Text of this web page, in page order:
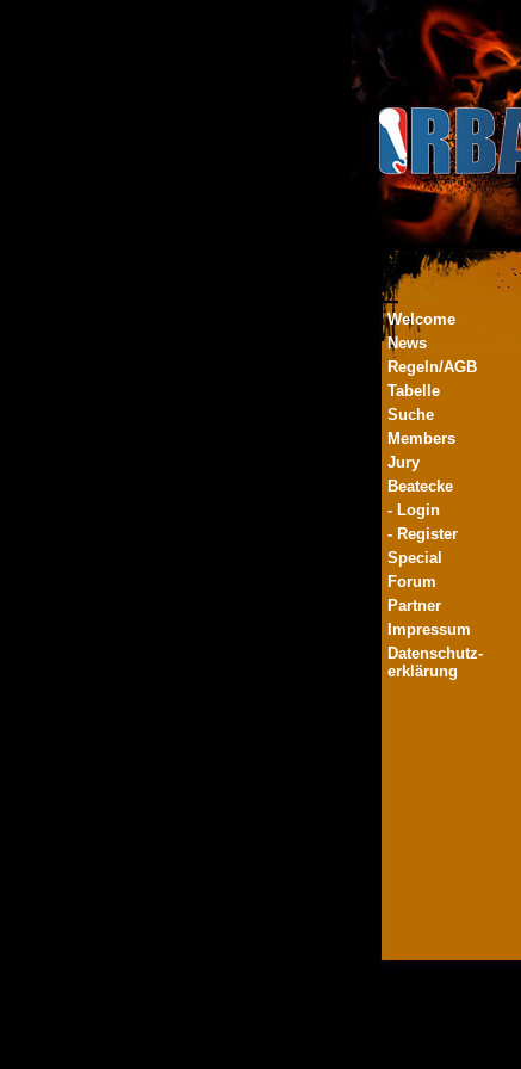
Welcome
News
Regeln/AGB
Tabelle
Suche
Members
Jury
Beatecke
- Login
- Register
Special
Forum
Partner
Impressum
Datenschutz-
erklärung